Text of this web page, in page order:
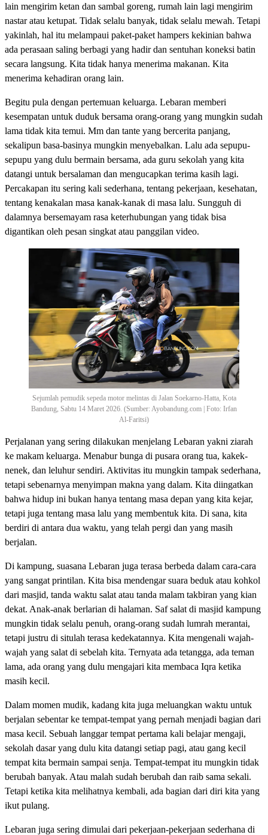
lain mengirim ketan dan sambal goreng, rumah lain lagi mengirim
nastar atau ketupat. Tidak selalu banyak, tidak selalu mewah. Tetapi
yakinlah, hal itu melampaui paket-paket hampers kekinian bahwa
ada perasaan saling berbagi yang hadir dan sentuhan koneksi batin
secara langsung. Kita tidak hanya menerima makanan. Kita
menerima kehadiran orang lain.
Begitu pula dengan pertemuan keluarga. Lebaran memberi
kesempatan untuk duduk bersama orang-orang yang mungkin sudah
lama tidak kita temui. Mm dan tante yang bercerita panjang,
sekalipun basa-basinya mungkin menyebalkan. Lalu ada sepupu-
sepupu yang dulu bermain bersama, ada guru sekolah yang kita
datangi untuk bersalaman dan mengucapkan terima kasih lagi.
Percakapan itu sering kali sederhana, tentang pekerjaan, kesehatan,
tentang kenakalan masa kanak-kanak di masa lalu. Sungguh di
dalamnya bersemayam rasa keterhubungan yang tidak bisa
digantikan oleh pesan singkat atau panggilan video.
Sejumlah pemudik sepeda motor melintas di Jalan Soekarno-Hatta, Kota
Bandung, Sabtu 14 Maret 2026. (Sumber: Ayobandung.com | Foto: Irfan
Al-Faritsi)
Perjalanan yang sering dilakukan menjelang Lebaran yakni ziarah
ke makam keluarga. Menabur bunga di pusara orang tua, kakek-
nenek, dan leluhur sendiri. Aktivitas itu mungkin tampak sederhana,
tetapi sebenarnya menyimpan makna yang dalam. Kita diingatkan
bahwa hidup ini bukan hanya tentang masa depan yang kita kejar,
tetapi juga tentang masa lalu yang membentuk kita. Di sana, kita
berdiri di antara dua waktu, yang telah pergi dan yang masih
berjalan.
Di kampung, suasana Lebaran juga terasa berbeda dalam cara-cara
yang sangat printilan. Kita bisa mendengar suara beduk atau kohkol
dari masjid, tanda waktu salat atau tanda malam takbiran yang kian
dekat. Anak-anak berlarian di halaman. Saf salat di masjid kampung
mungkin tidak selalu penuh, orang-orang sudah lumrah merantai,
tetapi justru di situlah terasa kedekatannya. Kita mengenali wajah-
wajah yang salat di sebelah kita. Ternyata ada tetangga, ada teman
lama, ada orang yang dulu mengajari kita membaca Iqra ketika
masih kecil.
Dalam momen mudik, kadang kita juga meluangkan waktu untuk
berjalan sebentar ke tempat-tempat yang pernah menjadi bagian dari
masa kecil. Sebuah langgar tempat pertama kali belajar mengaji,
sekolah dasar yang dulu kita datangi setiap pagi, atau gang kecil
tempat kita bermain sampai senja. Tempat-tempat itu mungkin tidak
berubah banyak. Atau malah sudah berubah dan raib sama sekali.
Tetapi ketika kita melihatnya kembali, ada bagian dari diri kita yang
ikut pulang.
Lebaran juga sering dimulai dari pekerjaan-pekerjaan sederhana di